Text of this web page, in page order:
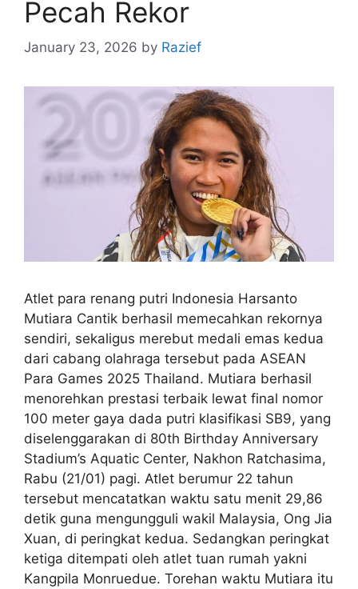
Pecah Rekor
January 23, 2026 by Razief
Atlet para renang putri Indonesia Harsanto
Mutiara Cantik berhasil memecahkan rekornya
sendiri, sekaligus merebut medali emas kedua
dari cabang olahraga tersebut pada ASEAN
Para Games 2025 Thailand. Mutiara berhasil
menorehkan prestasi terbaik lewat final nomor
100 meter gaya dada putri klasifikasi SB9, yang
diselenggarakan di 80th Birthday Anniversary
Stadium’s Aquatic Center, Nakhon Ratchasima,
Rabu (21/01) pagi. Atlet berumur 22 tahun
tersebut mencatatkan waktu satu menit 29,86
detik guna mengungguli wakil Malaysia, Ong Jia
Xuan, di peringkat kedua. Sedangkan peringkat
ketiga ditempati oleh atlet tuan rumah yakni
Kangpila Monruedue. Torehan waktu Mutiara itu